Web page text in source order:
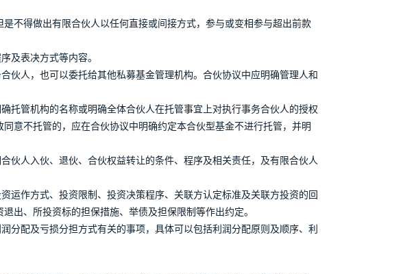
不得做出有限合伙人以任何直接或间接方式，参与或变相参与超出前款
及表决方式等内容。
伙人，也可以委托给其他私募基金管理机构。合伙协议中应明确管理人和
托管机构的名称或明确全体合伙人在托管事宜上对执行事务合伙人的授权
意不托管的，应在合伙协议中明确约定本合伙型基金不进行托管，并明
伙人入伙、退伙、合伙权益转让的条件、程序及相关责任，及有限合伙人
运作方式、投资限制、投资决策程序、关联方认定标准及关联方投资的回
出、所投资标的担保措施、举债及担保限制等作出约定。
分配及亏损分担方式有关的事项，具体可以包括利润分配原则及顺序、利